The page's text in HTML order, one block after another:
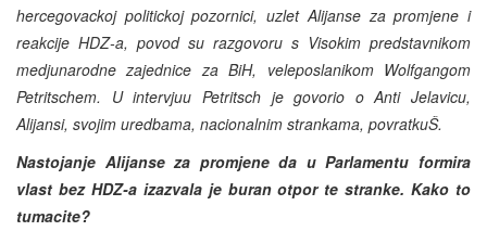
hercegovackoj politickoj pozornici, uzlet Alijanse za promjene i
reakcije HDZ-a, povod su razgovoru s Visokim predstavnikom
medjunarodne zajednice za BiH, veleposlanikom Wolfgangom
Petritschem. U intervjuu Petritsch je govorio o Anti Jelavicu,
Alijansi, svojim uredbama, nacionalnim strankama, povratkuŠ.
Nastojanje Alijanse za promjene da u Parlamentu formira
vlast bez HDZ-a izazvala je buran otpor te stranke. Kako to
tumacite?